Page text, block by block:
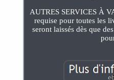
AUTRES SERVICES À
requise pour toutes les
seront laissés dès que